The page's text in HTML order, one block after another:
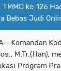
TMMD ke-126
Bebas Judi
–Komandan
M.Tr.(Han),
Program